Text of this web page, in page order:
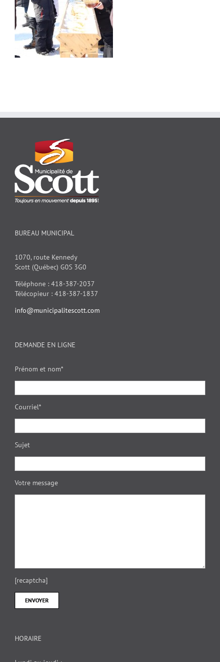
BUREAU MUNICIPAL
1070, route Kennedy
Scott (Québec) G0S 3G0
Téléphone : 418-387-2037
Télécopieur : 418-387-1837
info@municipalitescott.com
DEMANDE EN LIGNE
Prénom et nom*
Courriel*
Sujet
Votre message
[recaptcha]
HORAIRE